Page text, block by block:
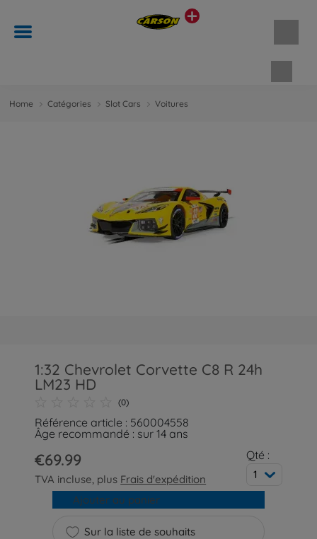
Home Catégories Slot Cars Voitures
1:32 Chevrolet Corvette C8 R 24h
LM23 HD
(0)
Référence article : 560004558
Âge recommandé : sur 14 ans
€69.99
TVA incluse, plus Frais d'expédition
Qté :
1
Sur la liste de souhaits
Ajouter au panier